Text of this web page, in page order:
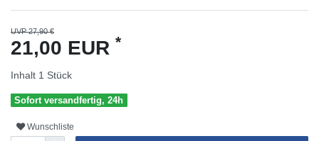
UVP 27,90 €
21,00 EUR *
Inhalt 1 Stück
Sofort versandfertig, 24h
Wunschliste